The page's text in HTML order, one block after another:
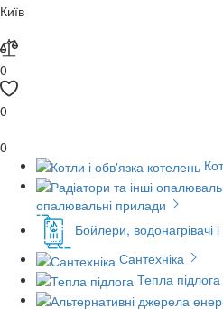
Київ
0
0
0
опалювальні прилади
Бойлери, водонагрівачі
Сантехніка
Тепла підлога